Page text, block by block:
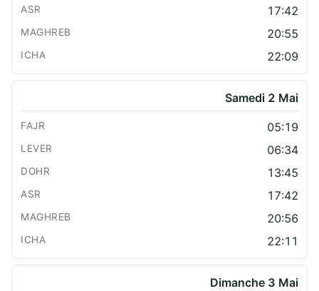
17:42
20:55
22:09
Samedi 2 Mai
05:19
06:34
13:45
17:42
20:56
22:11
Dimanche 3 Mai